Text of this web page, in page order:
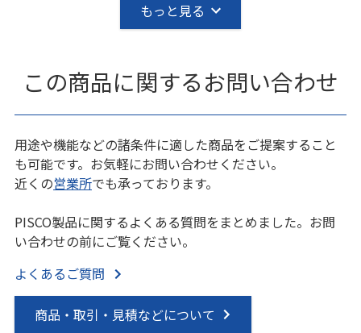
もっと見る
この商品に関するお問い合わせ
用途や機能などの諸条件に適した商品をご提案すること
も可能です。お気軽にお問い合わせください。
近くの営業所でも承っております。
PISCO製品に関するよくある質問をまとめました。お問
い合わせの前にご覧ください。
よくあるご質問
商品・取引・見積などについて